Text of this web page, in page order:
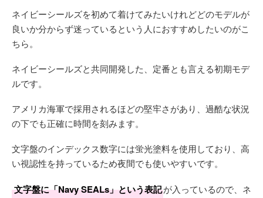
ネイビーシールズを初めて着けてみたいけれどどのモデルが
良いか分からず迷っているという人におすすめしたいのがこ
ちら。
ネイビーシールズと共同開発した、定番とも言える初期モデ
ルです。
アメリカ海軍で採用されるほどの堅牢さがあり、過酷な状況
の下でも正確に時間を刻みます。
文字盤のインデックス数字には蛍光塗料を使用しており、高
い視認性を持っているため夜間でも使いやすいです。
文字盤に「Navy SEALs」という表記が入っているので、ネ